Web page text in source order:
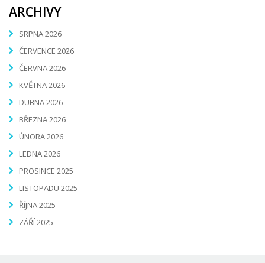
ARCHIVY
SRPNA 2026
ČERVENCE 2026
ČERVNA 2026
KVĚTNA 2026
DUBNA 2026
BŘEZNA 2026
ÚNORA 2026
LEDNA 2026
PROSINCE 2025
LISTOPADU 2025
ŘÍJNA 2025
ZÁŘÍ 2025